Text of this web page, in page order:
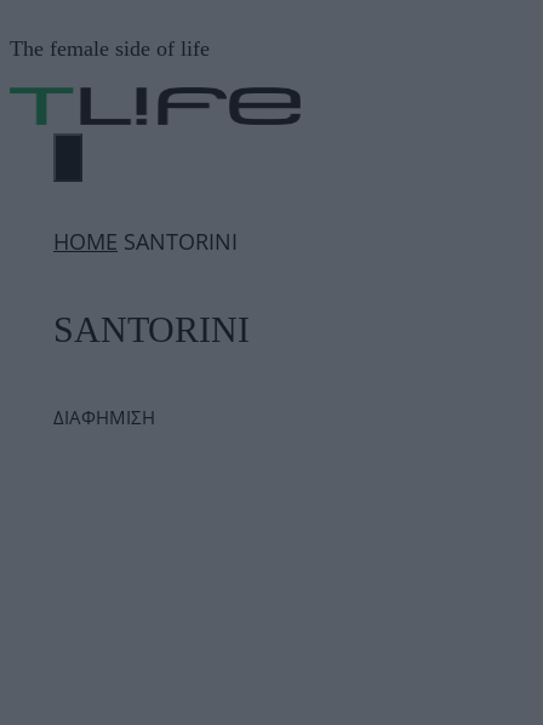
σε
περιεχόμενο
The female side of life
ΜΕΝΟΎ
ΗΟΜΕ SANTORINI
SANTORINI
ΔΙΑΦΗΜΙΣΗ